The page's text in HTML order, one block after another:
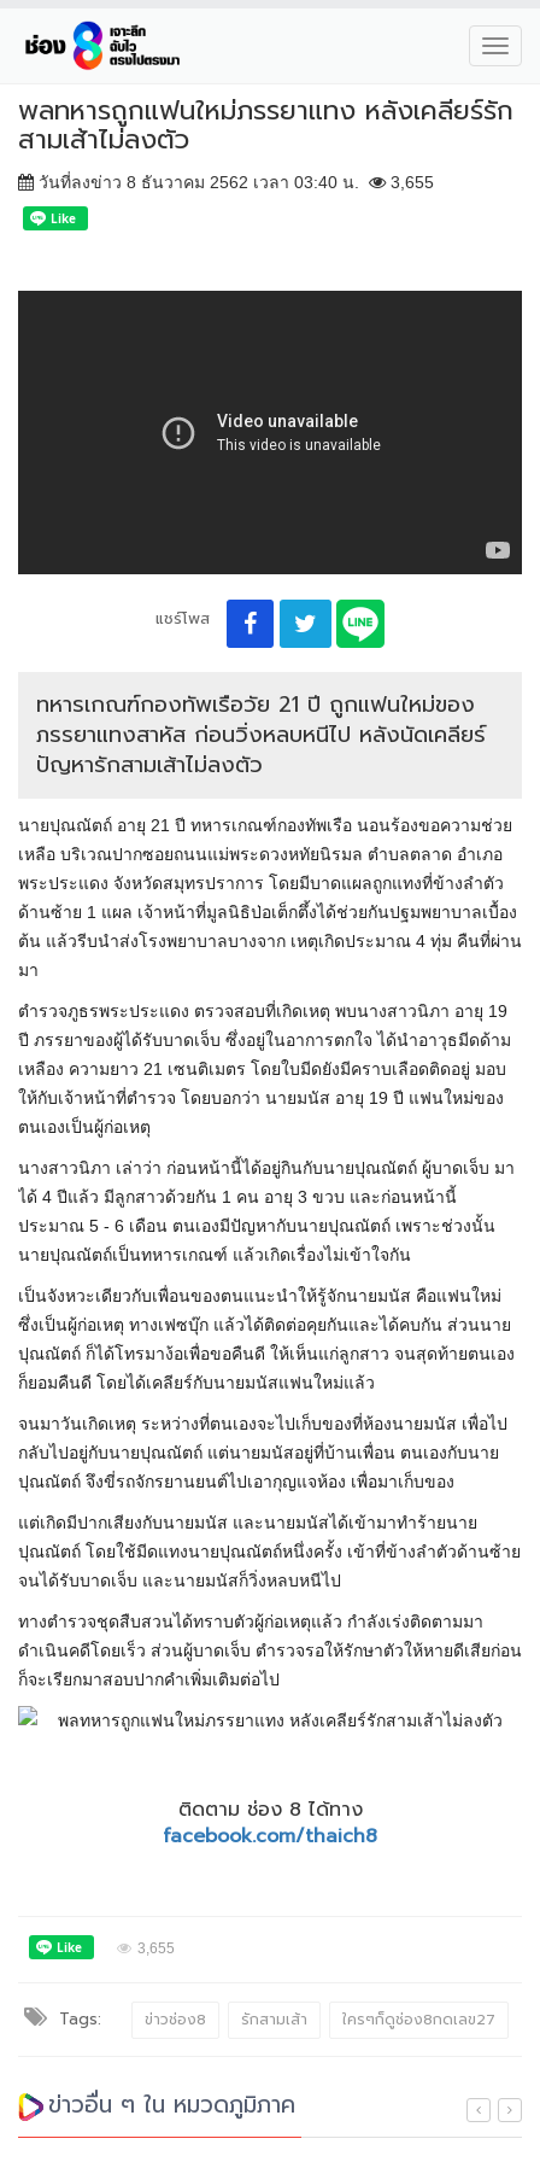
พลทหารถูกแฟนใหม่ภรรยาแทง หลังเคลียร์รัก
สามเส้าไม่ลงตัว
วันที่ลงข่าว 8 ธันวาคม 2562 เวลา 03:40 น. 3,655
แชร์โพส
ทหารเกณฑ์กองทัพเรือวัย 21 ปี ถูกแฟนใหม่ของ
ภรรยาแทงสาหัส ก่อนวิ่งหลบหนีไป หลังนัดเคลียร์
ปัญหารักสามเส้าไม่ลงตัว
นายปุณณัตถ์ อายุ 21 ปี ทหารเกณฑ์กองทัพเรือ นอนร้องขอความช่วย
เหลือ บริเวณปากซอยถนนแม่พระดวงหทัยนิรมล ตำบลตลาด อำเภอ
พระประแดง จังหวัดสมุทรปราการ โดยมีบาดแผลถูกแทงที่ข้างลำตัว
ด้านซ้าย 1 แผล เจ้าหน้าที่มูลนิธิป่อเต็กตึ้งได้ช่วยกันปฐมพยาบาลเบื้อง
ต้น แล้วรีบนำส่งโรงพยาบาลบางจาก เหตุเกิดประมาณ 4 ทุ่ม คืนที่ผ่าน
มา
ตำรวจภูธรพระประแดง ตรวจสอบที่เกิดเหตุ พบนางสาวนิภา อายุ 19
ปี ภรรยาของผู้ได้รับบาดเจ็บ ซึ่งอยู่ในอาการตกใจ ได้นำอาวุธมีดด้าม
เหลือง ความยาว 21 เซนติเมตร โดยใบมีดยังมีคราบเลือดติดอยู่ มอบ
ให้กับเจ้าหน้าที่ตำรวจ โดยบอกว่า นายมนัส อายุ 19 ปี แฟนใหม่ของ
ตนเองเป็นผู้ก่อเหตุ
นางสาวนิภา เล่าว่า ก่อนหน้านี้ได้อยู่กินกับนายปุณณัตถ์ ผู้บาดเจ็บ มา
ได้ 4 ปีแล้ว มีลูกสาวด้วยกัน 1 คน อายุ 3 ขวบ และก่อนหน้านี้
ประมาณ 5 - 6 เดือน ตนเองมีปัญหากับนายปุณณัตถ์ เพราะช่วงนั้น
นายปุณณัตถ์เป็นทหารเกณฑ์ แล้วเกิดเรื่องไม่เข้าใจกัน
เป็นจังหวะเดียวกับเพื่อนของตนแนะนำให้รู้จักนายมนัส คือแฟนใหม่
ซึ่งเป็นผู้ก่อเหตุ ทางเฟซบุ๊ก แล้วได้ติดต่อคุยกันและได้คบกัน ส่วนนาย
ปุณณัตถ์ ก็ได้โทรมาง้อเพื่อขอคืนดี ให้เห็นแก่ลูกสาว จนสุดท้ายตนเอง
ก็ยอมคืนดี โดยได้เคลียร์กับนายมนัสแฟนใหม่แล้ว
จนมาวันเกิดเหตุ ระหว่างที่ตนเองจะไปเก็บของที่ห้องนายมนัส เพื่อไป
กลับไปอยู่กับนายปุณณัตถ์ แต่นายมนัสอยู่ที่บ้านเพื่อน ตนเองกับนาย
ปุณณัตถ์ จึงขี่รถจักรยานยนต์ไปเอากุญแจห้อง เพื่อมาเก็บของ
แต่เกิดมีปากเสียงกับนายมนัส และนายมนัสได้เข้ามาทำร้ายนาย
ปุณณัตถ์ โดยใช้มีดแทงนายปุณณัตถ์หนึ่งครั้ง เข้าที่ข้างลำตัวด้านซ้าย
จนได้รับบาดเจ็บ และนายมนัสก็วิ่งหลบหนีไป
ทางตำรวจชุดสืบสวนได้ทราบตัวผู้ก่อเหตุแล้ว กำลังเร่งติดตามมา
ดำเนินคดีโดยเร็ว ส่วนผู้บาดเจ็บ ตำรวจรอให้รักษาตัวให้หายดีเสียก่อน
ก็จะเรียกมาสอบปากคำเพิ่มเติมต่อไป
ติดตาม ช่อง 8 ได้ทาง
facebook.com/thaich8
3,655
Tags: ข่าวช่อง8 รักสามเส้า ใครๆก็ดูช่อง8กดเลข27
ข่าวอื่น ๆ ใน หมวดภูมิภาค